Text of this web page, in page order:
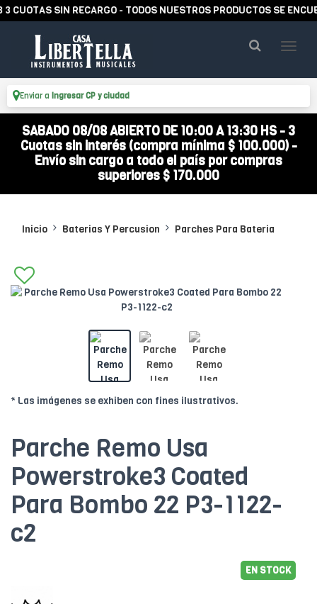
SIN RECARGO - TODOS NUESTROS PRODUCTOS SE
Enviar a Ingresar CP y ciudad
SABADO 08/08 ABIERTO DE 10:00 A 13:30 HS - 3
Cuotas sin interés (compra mínima $ 100.000) -
Envío sin cargo a todo el país por compras
superiores $ 170.000
Inicio Baterias Y Percusion Parches Para Bateria
* Las imágenes se exhiben con fines ilustrativos.
Parche Remo Usa
Powerstroke3 Coated
Para Bombo 22 P3-1122-
c2
EN STOCK